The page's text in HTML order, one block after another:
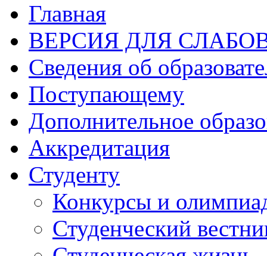
Главная
ВЕРСИЯ ДЛЯ
Сведения об
Поступающему
Дополнительное
Аккредитация
Студенту
Конкурсы и
Студенческий